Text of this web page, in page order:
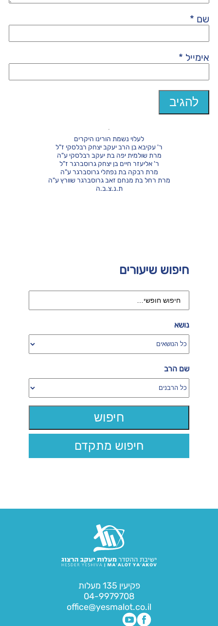
שם *
אימייל *
חיפוש שיעורים
נושא
שם הרב
חיפוש מתקדם
לעלוי נשמת הורינו היקרים
ר' עקיבא בן הרב יעקב יצחק רבלסקי ז"ל
מרת שולמית יפה בת יעקב רבלסקי ע"ה
ר' אליעזר חיים בן יצחק גרוסברגר ז"ל
מרת רבקה בת נפתלי גרוסברגר ע"ה
מרת רחל בת מנחם זאב גרוסברגר שוורץ ע"ה
ת.נ.צ.ב.ה
פקיעין 135 מעלות
04-9979708
office@yesmalot.co.il